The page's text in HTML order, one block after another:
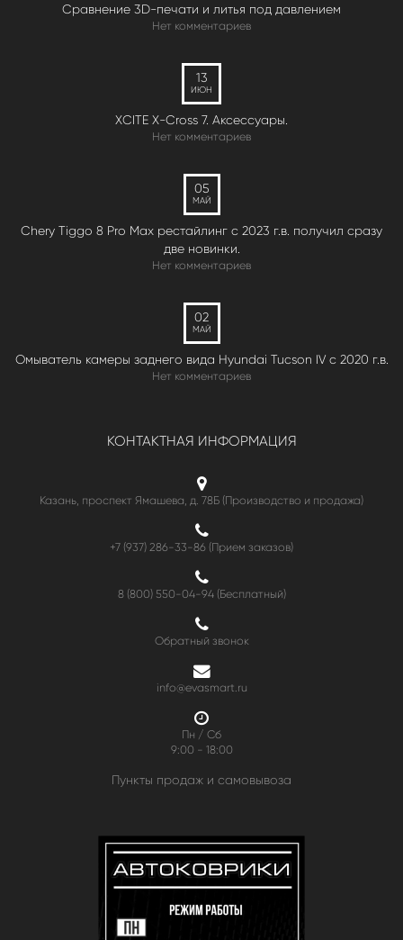
Сравнение 3D-печати и литья под давлением
Нет комментариев
13
ИЮН
XCITE X-Cross 7. Аксессуары.
Нет комментариев
05
МАЙ
Chery Tiggo 8 Pro Max рестайлинг с 2023 г.в. получил сразу
две новинки.
Нет комментариев
02
МАЙ
Омыватель камеры заднего вида Hyundai Tucson IV c 2020 г.в.
Нет комментариев
КОНТАКТНАЯ ИНФОРМАЦИЯ
Казань, проспект Ямашева, д. 78Б (Производство и продажа)
+7 (937) 286-33-86 (Прием заказов)
8 (800) 550-04-94(Бесплатный)
Обратный звонок
info@evasmart.ru
Пн / Сб
9:00 - 18:00
Пункты продаж и самовывоза